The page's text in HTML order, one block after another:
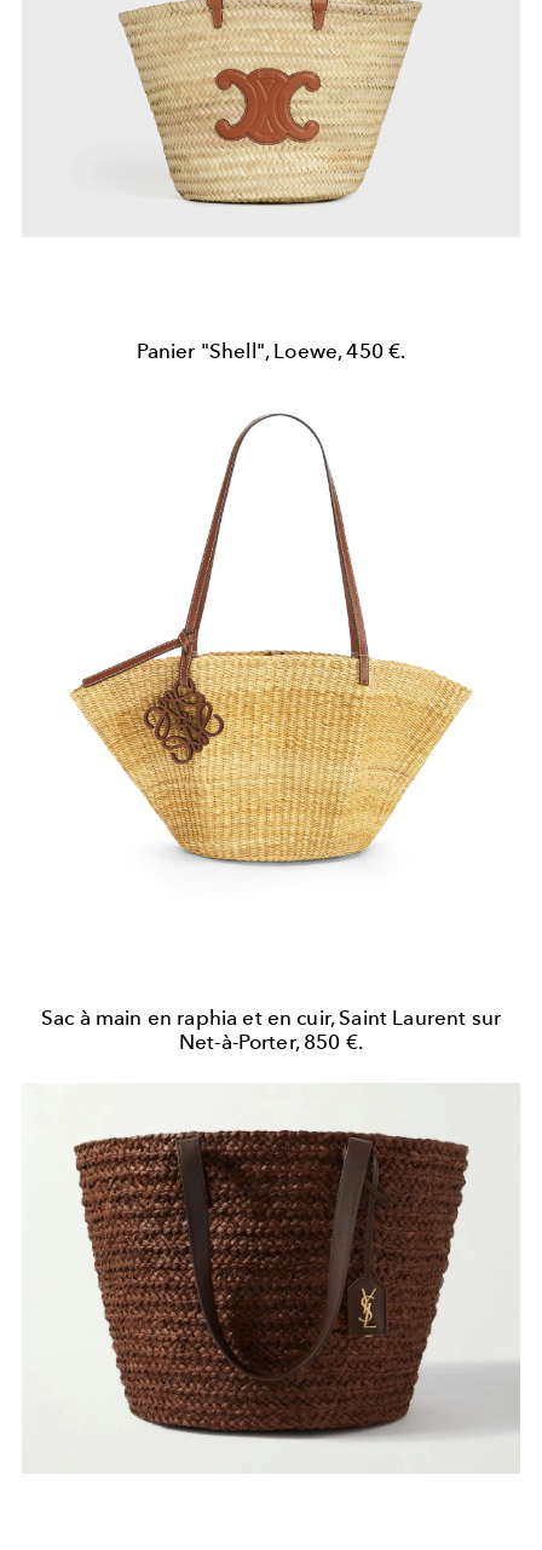
Panier "Shell", Loewe, 450 €.
Sac à main en raphia et en cuir, Saint Laurent sur
Net-à-Porter, 850 €.